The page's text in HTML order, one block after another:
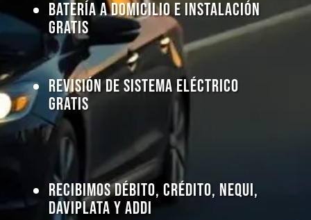
Batería a Domicilio e Instalación
Gratis
Revisión de Sistema Eléctrico
Gratis
Recibimos Débito, Crédito, Nequi,
Daviplata y Addi